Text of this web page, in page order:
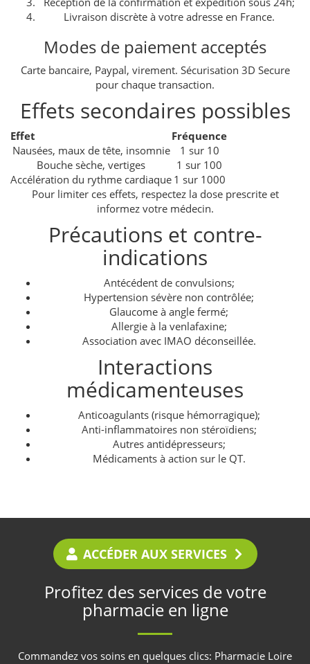
Livraison discrète à votre adresse en France.
Modes de paiement acceptés
Carte bancaire, Paypal, virement. Sécurisation 3D Secure
pour chaque transaction.
Effets secondaires possibles
Effet
Fréquence
Nausées, maux de tête, insomnie
1 sur 10
Bouche sèche, vertiges
1 sur 100
Accélération du rythme cardiaque 1 sur 1000
Pour limiter ces effets, respectez la dose prescrite et
informez votre médecin.
Précautions et contre-
indications
Antécédent de convulsions;
Hypertension sévère non contrôlée;
Glaucome à angle fermé;
Allergie à la venlafaxine;
Association avec IMAO déconseillée.
Interactions
médicamenteuses
Anticoagulants (risque hémorragique);
Anti-inflammatoires non stéroïdiens;
Autres antidépresseurs;
Médicaments à action sur le QT.
ACCÉDER AUX SERVICES
Profitez des services de votre
pharmacie en ligne
Commandez vos soins en quelques clics: Pharmacie Loire